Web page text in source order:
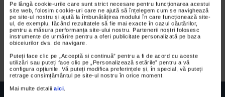
Pe lângă cookie-urile care sunt strict necesare pentru funcționarea acestui
site web, folosim cookie-uri care ne ajută să înțelegem cum se navighează
pe site-ul nostru și ajută la îmbunătățirea modului în care funcționează site-
ul, de exemplu, făcând rezultatele să fie mai exacte în cazul căutărilor,
pentru a măsura performanța site-ului nostru. Partenerii noștri folosesc
instrumente de urmărire pentru a oferi publicitate personalizată pe baza
obiceiurilor dvs. de navigare.
Puteți face clic pe „Acceptă si continuă” pentru a fi de acord cu aceste
utilizări sau puteți face clic pe „Personalizează setările” pentru a vă
configura opțiunile. Vă puteți modifica preferințele și, în special, vă puteți
retrage consimțământul pe site-ul nostru în orice moment.
Mai multe detalii aici
Expozitie aniversara la
Mogosoaia 2011